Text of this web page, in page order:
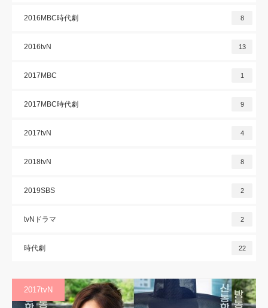
2016MBC時代劇 8
2016tvN 13
2017MBC 1
2017MBC時代劇 9
2017tvN 4
2018tvN 8
2019SBS 2
tvNドラマ 2
時代劇 22
2017tvN